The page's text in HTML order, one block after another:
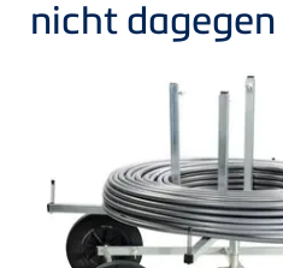
nicht dagegen